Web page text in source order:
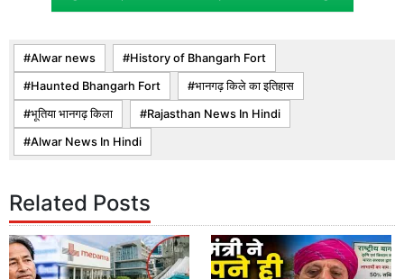
Alwar news History of Bhangarh Fort
Haunted Bhangarh Fort भानगढ़ किले का इतिहास
भूतिया भानगढ़ किला Rajasthan News In Hindi
Alwar News In Hindi
Related Posts